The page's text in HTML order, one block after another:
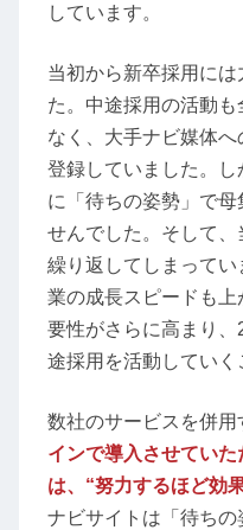
しています。
当初から新卒採用に
た。中途採用の活動
なく、大手ナビ媒体
登録していました。
に「待ちの姿勢」で
せんでした。そして、
繰り返してしまって
業の成長スピードも
要性がさらに高まり
途採用を活動していく
数社のサービスを併用
インで導入させてい
は、“努力するほど効
ナビサイトは「待ち